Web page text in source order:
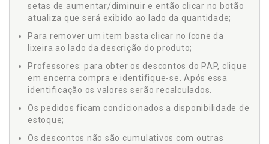
setas de aumentar/diminuir e então clicar no botão
atualiza que será exibido ao lado da quantidade;
Para remover um item basta clicar no ícone da
lixeira ao lado da descrição do produto;
Professores: para obter os descontos do PAP, clique
em encerra compra e identifique-se. Após essa
identificação os valores serão recalculados.
Os pedidos ficam condicionados a disponibilidade de
estoque;
Os descontos não são cumulativos com outras